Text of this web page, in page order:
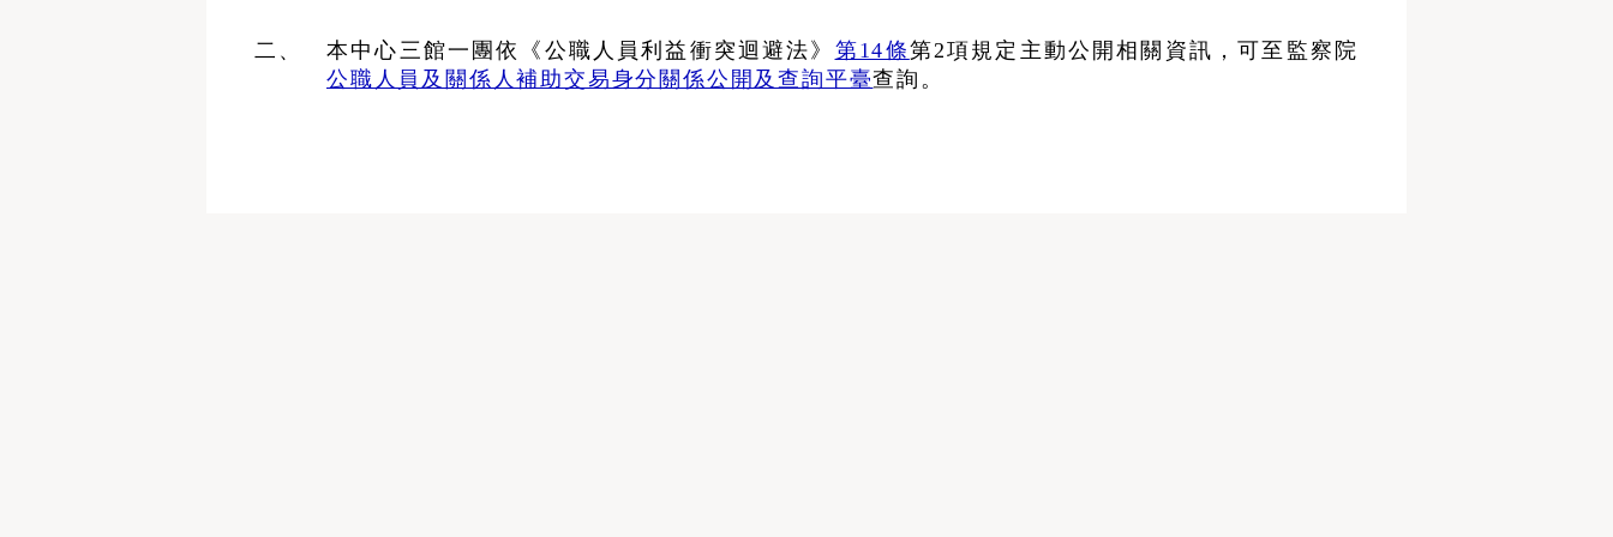
本中心三館一團依《公職人員利益衝突迴避法》 第14條第2項規定主動公開相關資訊，可至監察院
公職人員及關係人補助交易身分關係公開及查詢平臺查詢。